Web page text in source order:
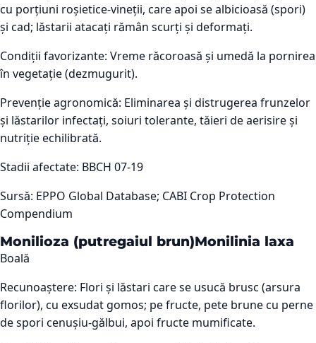
cu porțiuni roșietice-vineții, care apoi se albicioasă (spori)
și cad; lăstarii atacați rămân scurți și deformați.
Condiții favorizante: Vreme răcoroasă și umedă la pornirea
în vegetație (dezmugurit).
Prevenție agronomică: Eliminarea și distrugerea frunzelor
și lăstarilor infectați, soiuri tolerante, tăieri de aerisire și
nutriție echilibrată.
Stadii afectate: BBCH 07-19
Sursă: EPPO Global Database; CABI Crop Protection
Compendium
Monilioza (putregaiul brun)Monilinia laxa
Boală
Recunoaștere: Flori și lăstari care se usucă brusc (arsura
florilor), cu exsudat gomos; pe fructe, pete brune cu perne
de spori cenușiu-gălbui, apoi fructe mumificate.